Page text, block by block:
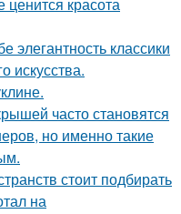
элегантность классики
искусства.
часто становятся
но именно такие
стоит подбирать
на